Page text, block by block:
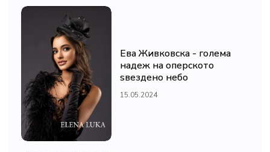
Ева Живковска - голема
надеж на оперското
ѕвездено небо
15.05.2024